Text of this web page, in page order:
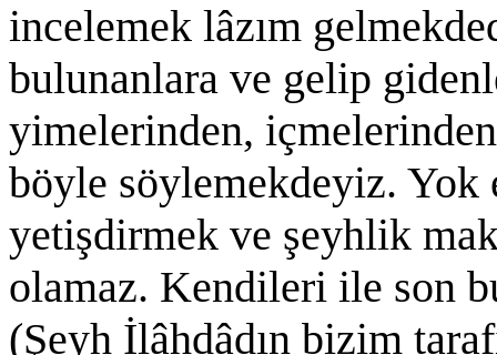
incelemek lâzım
bulunanlara ve gelip
yimelerinden,
böyle söylemekdeyiz. Yok
yetişdirmek ve şeyhlik
olamaz. Kendileri ile son
(Şeyh İlâhdâdın bizim